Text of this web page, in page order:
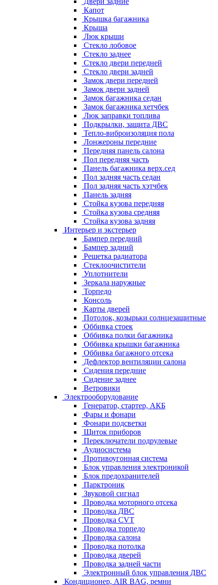
Капот
Крышка багажника
Крыша
Люк крыши
Стекло лобовое
Стекло заднее
Стекло двери передней
Стекло двери задней
Замок двери передней
Замок двери задней
Замок багажника седан
Замок багажника хетчбек
Люк заправки топлива
Подкрылки, защита ДВС
Тепло-виброизоляция пола
Лонжероны передние
Передняя панель салона
Пол передняя часть
Панель багажника верх.сед
Пол задняя часть седан
Пол задняя часть хэтчбек
Панель задняя
Стойка кузова передняя
Стойка кузова средняя
Стойка кузова задняя
Интерьер и экстерьер
Бампер передний
Бампер задний
Решетка радиатора
Стеклоочистители
Уплотнители
Зеркала наружные
Торпедо
Консоль
Карты дверей
Потолок, козырьки солнцезащитные
Оббивка стоек
Оббивка полки багажника
Оббивка крышки багажника
Оббивка багажного отсека
Дефлектор вентиляции салона
Сидения передние
Сидение заднее
Ветровики
Электрооборудование
Генератор, стартер, АКБ
Фары и фонари
Фонари подсветки
Щиток приборов
Переключатели подрулевые
Аудиосистема
Противоугонная система
Блок управления электроникой
Блок предохранителей
Парктроник
Звуковой сигнал
Проводка моторного отсека
Проводка ДВС
Проводка CVT
Проводка торпедо
Проводка салона
Проводка потолка
Проводка дверей
Проводка задней части
Электронный блок управления ДВС
Кондиционер, AIR BAG, ремни